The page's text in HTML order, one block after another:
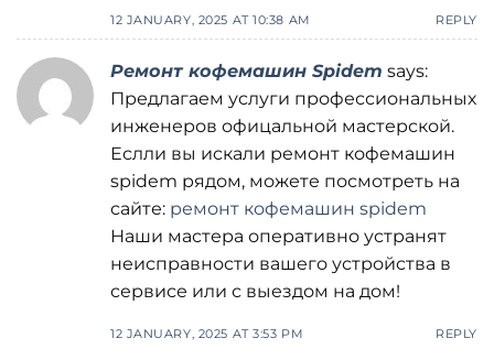
12 JANUARY, 2025 AT 10:38 AM REPLY
Ремонт кофемашин Spidem says:
Предлагаем услуги профессиональных
инженеров офицальной мастерской.
Еслли вы искали ремонт кофемашин
spidem рядом, можете посмотреть на
сайте: ремонт кофемашин spidem
Наши мастера оперативно устранят
неисправности вашего устройства в
сервисе или с выездом на дом!
12 JANUARY, 2025 AT 3:53 PM REPLY